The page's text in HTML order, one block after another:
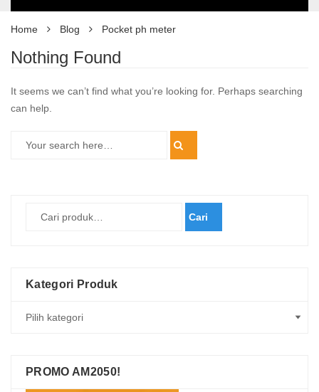
Home Blog Pocket ph meter
Nothing Found
It seems we can’t find what you’re looking for. Perhaps searching
can help.
Cari
Kategori Produk
PROMO AM2050!